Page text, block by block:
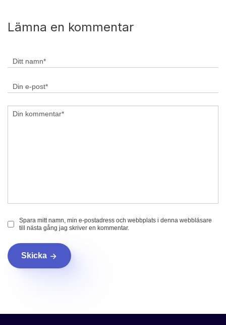
Lämna en kommentar
Spara mitt namn, min e-postadress och webbplats i denna webbläsare
till nästa gång jag skriver en kommentar.
Skicka